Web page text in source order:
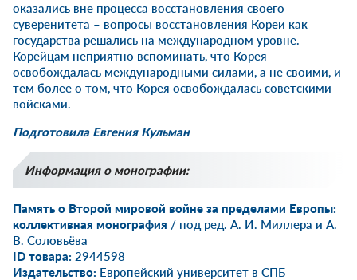
оказались вне процесса восстановления своего
суверенитета – вопросы восстановления Кореи как
государства решались на международном уровне.
Корейцам неприятно вспоминать, что Корея
освобождалась международными силами, а не своими, и
тем более о том, что Корея освобождалась советскими
войсками.
Подготовила Евгения Кульман
Информация о монографии:
Память о Второй мировой войне за пределами Европы:
коллективная монография / под ред. А. И. Миллера и А.
В. Соловьёва
ID товара: 2944598
Издательство: Европейский университет в СПБ